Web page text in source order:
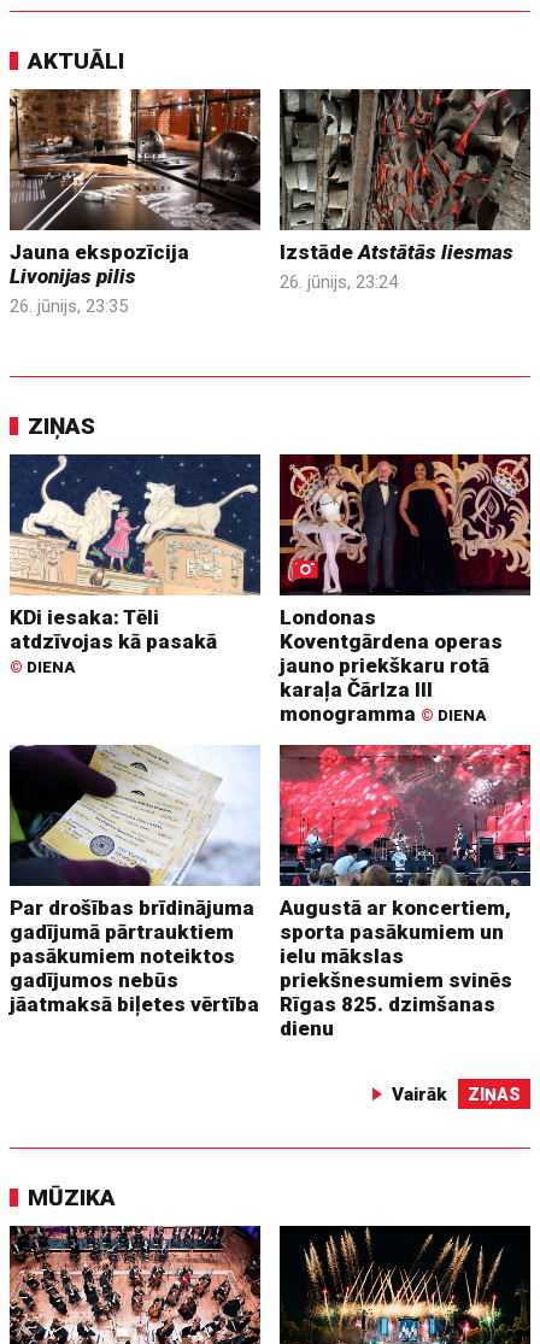
AKTUĀLI
Jauna ekspozīcija
Livonijas pilis
26. jūnijs, 23:35
IzstādeAtstātās liesmas
26. jūnijs, 23:24
ZIŅAS
KDi iesaka: Tēli
atdzīvojas kā pasakā
© DIENA
Londonas
Koventgārdena operas
jauno priekškaru rotā
karaļa Čārlza III
monogramma © DIENA
Par drošības brīdinājuma
gadījumā pārtrauktiem
pasākumiem noteiktos
gadījumos nebūs
jāatmaksā biļetes vērtība
Augustā ar koncertiem,
sporta pasākumiem un
ielu mākslas
priekšnesumiem svinēs
Rīgas 825. dzimšanas
dienu
Vairāk ZIŅAS
MŪZIKA